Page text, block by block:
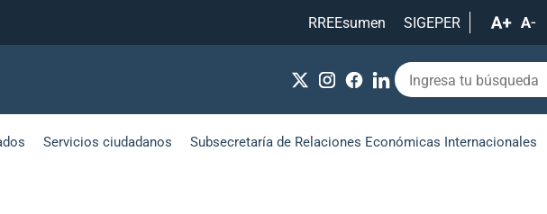
RREEsumen
SIGEPER
Servicios ciudadanos Subsecretaría de Relaciones Económicas Internacionales